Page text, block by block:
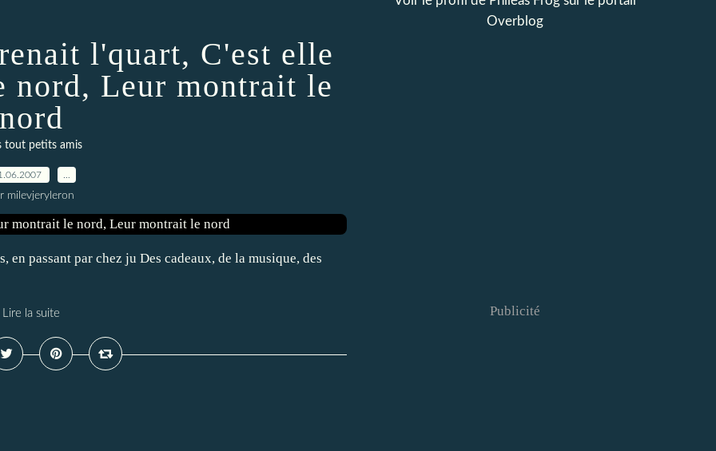
l'quart, C'est elle
nord, Leur montrait le
nord
tout petits amis
milevjeryleron
en passant par chez ju Des cadeaux, de la musique, des
Lire la suite
Overblog
Publicité